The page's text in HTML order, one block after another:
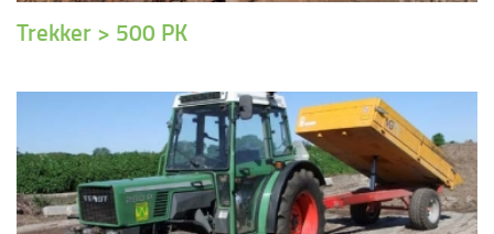
Trekker > 500 PK